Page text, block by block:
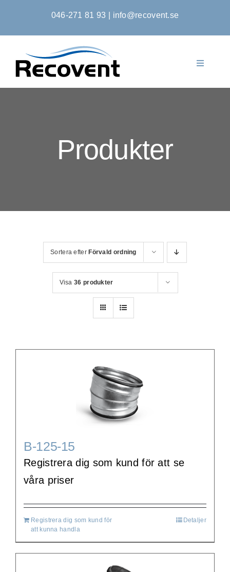
046-271 81 93 info@recovent.se
Toggle
Startsida
Produkter
Sortera efter Förvald ordning
Visa 36 produkter
B-125-15
Registrera dig som kund för att se
våra priser
Registrera dig som kund för
att kunna handla
Detaljer